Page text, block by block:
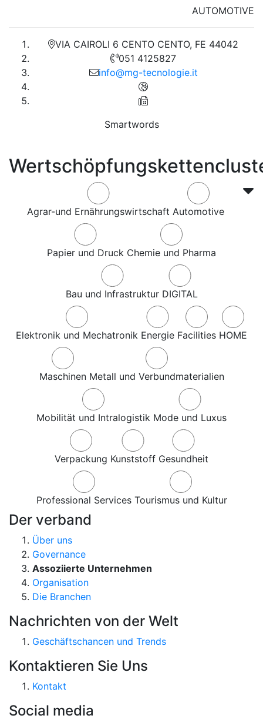
Agrar-und Ernährungswirtschaft Automotive
Papier und Druck Chemie und Pharma
Bau und Infrastruktur DIGITAL
Elektronik und Mechatronik Energie Facilities HOME
Maschinen Metall und Verbundmaterialien
Mobilität und Intralogistik Mode und Luxus
Verpackung Kunststoff Gesundheit
Professional Services Tourismus und Kultur
AUTOMOTIVE
VIA CAIROLI 6 CENTO CENTO, FE 44042
051 4125827
info@mg-tecnologie.it
Smartwords
Der verband
Über uns
Governance
Assoziierte Unternehmen
Organisation
Die Branchen
Nachrichten von der Welt
Geschäftschancen und Trends
Kontaktieren Sie Uns
Kontakt
Social media